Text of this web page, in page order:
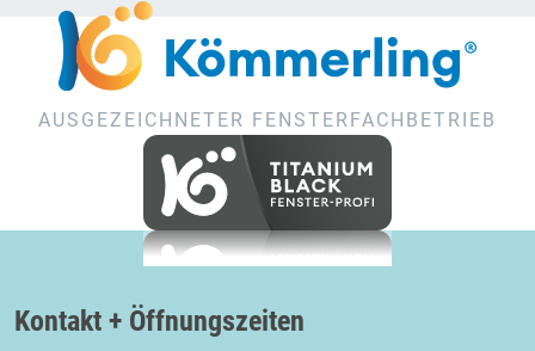
AUSGEZEICHNETER FENSTERFACHBETRIEB
Kontakt + Öffnungszeiten